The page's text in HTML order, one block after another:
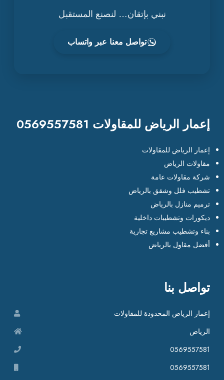
نبني بإتقان… لنصنع المستقبل
تواصل معنا عبر واتساب
إعمار الرياض للمقاولات 0569557581
إعمار الرياض للمقاولات
مقاولات الرياض
شركة مقاولات عامة
تشطيب فلل وشقق بالرياض
ترميم منازل بالرياض
ديكورات وتشطيبات داخلية
بناء وتشطيب مشاريع تجارية
أفضل مقاول بالرياض
تواصل بنا
إعمار الرياض المحدودة للمقاولات
الرياض
0569557581
0569557581